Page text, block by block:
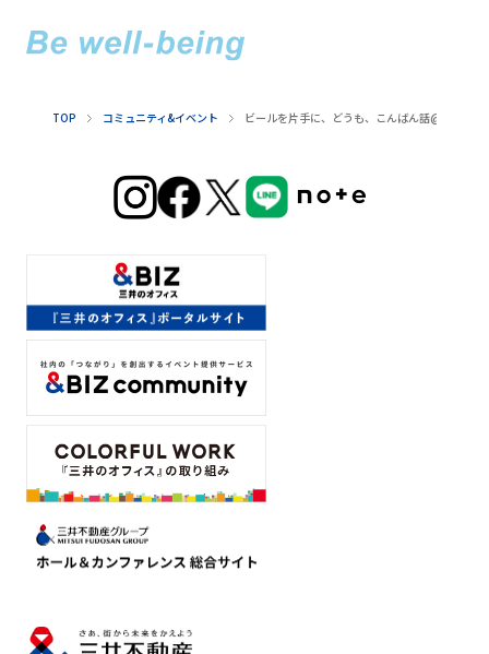
TOP コミュニティ&イベント ビールを片手に、どうも、こんばん話@日本橋